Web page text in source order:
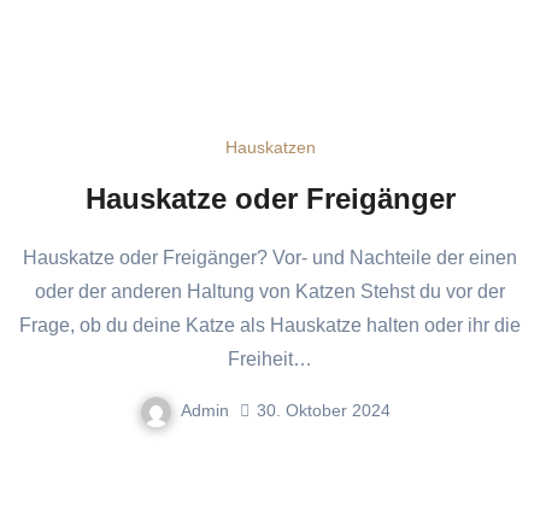
Hauskatzen
Hauskatze oder Freigänger
Hauskatze oder Freigänger? Vor- und Nachteile der einen
oder der anderen Haltung von Katzen Stehst du vor der
Frage, ob du deine Katze als Hauskatze halten oder ihr die
Freiheit…
Admin 30. Oktober 2024